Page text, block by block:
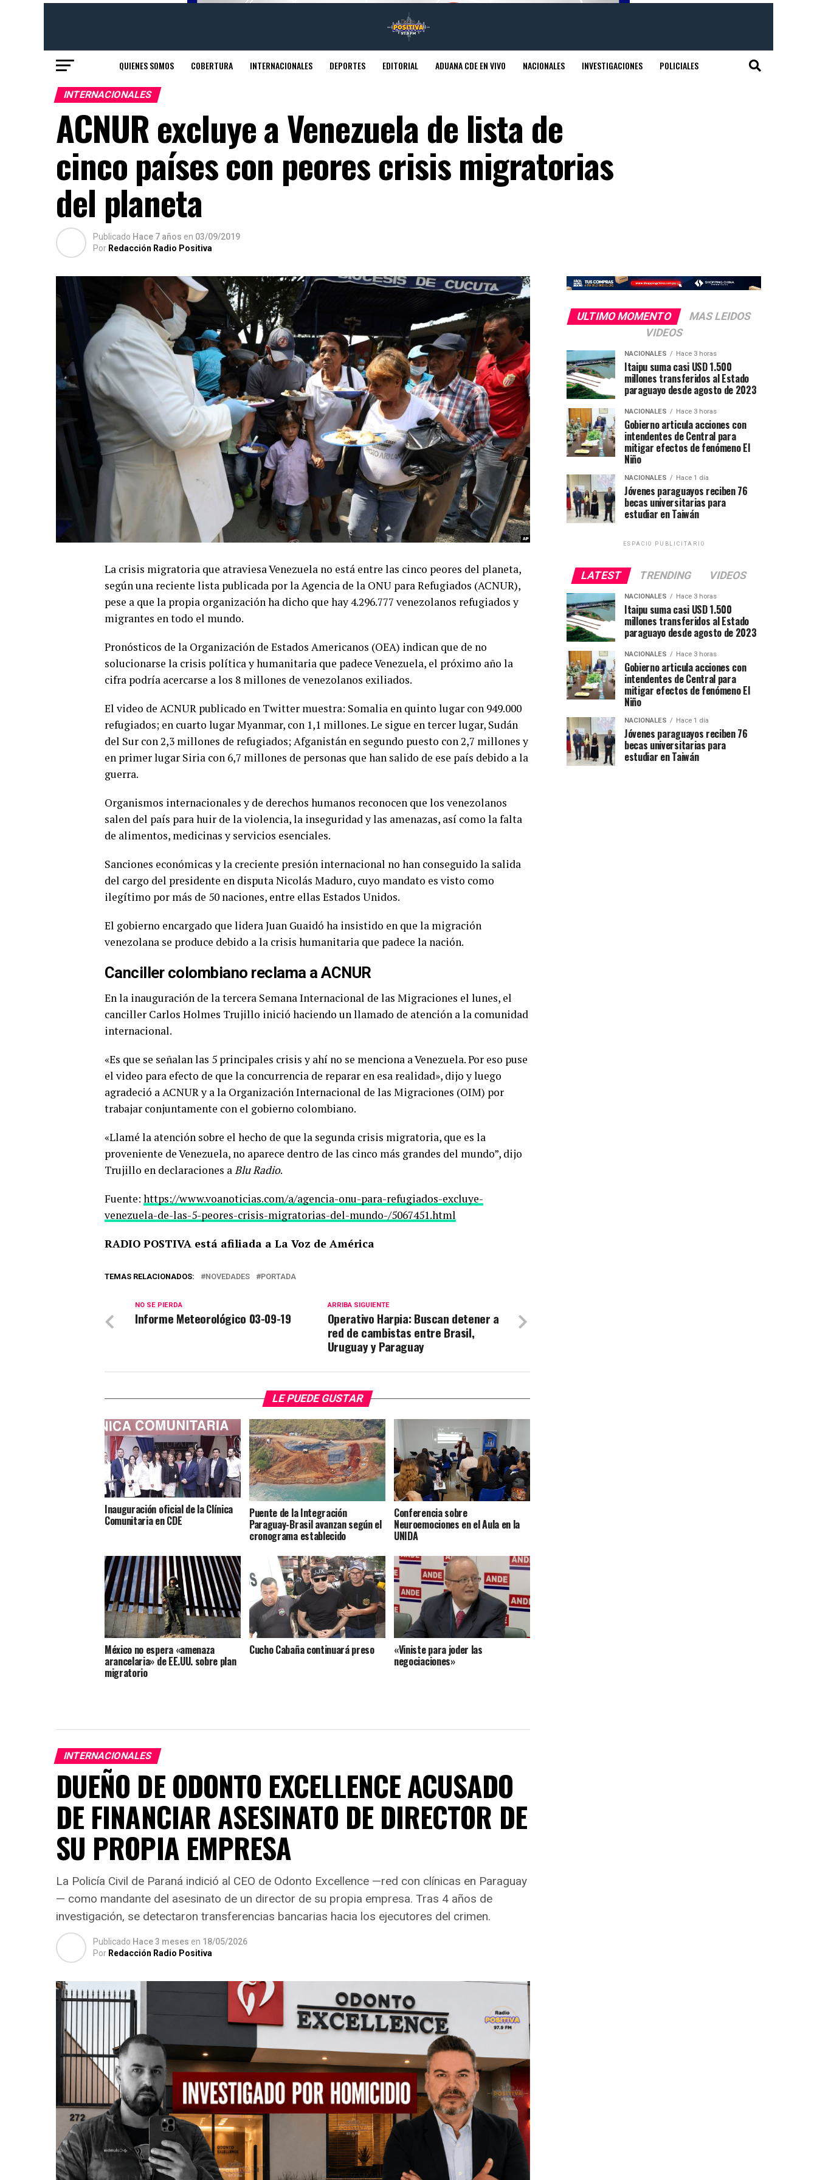
QUIENES SOMOS COBERTURA INTERNACIONALES DEPORTES EDITORIAL ADUANA CDE EN VIVO NACIONALES INVESTIGACIONES POLICIALES
INTERNACIONALES
ACNUR excluye a Venezuela de lista de
cinco países con peores crisis migratorias
del planeta
Publicado Hace 7 años en 03/09/2019
Por Redacción Radio Positiva
La crisis migratoria que atraviesa Venezuela no está entre las cinco peores del planeta,
según una reciente lista publicada por la Agencia de la ONU para Refugiados (ACNUR),
pese a que la propia organización ha dicho que hay 4.296.777 venezolanos refugiados y
migrantes en todo el mundo.
Pronósticos de la Organización de Estados Americanos (OEA) indican que de no
solucionarse la crisis política y humanitaria que padece Venezuela, el próximo año la
cifra podría acercarse a los 8 millones de venezolanos exiliados.
El video de ACNUR publicado en Twitter muestra: Somalia en quinto lugar con 949.000
refugiados; en cuarto lugar Myanmar, con 1,1 millones. Le sigue en tercer lugar, Sudán
del Sur con 2,3 millones de refugiados; Afganistán en segundo puesto con 2,7 millones y
en primer lugar Siria con 6,7 millones de personas que han salido de ese país debido a la
guerra.
Organismos internacionales y de derechos humanos reconocen que los venezolanos
salen del país para huir de la violencia, la inseguridad y las amenazas, así como la falta
de alimentos, medicinas y servicios esenciales.
Sanciones económicas y la creciente presión internacional no han conseguido la salida
del cargo del presidente en disputa Nicolás Maduro, cuyo mandato es visto como
ilegítimo por más de 50 naciones, entre ellas Estados Unidos.
El gobierno encargado que lidera Juan Guaidó ha insistido en que la migración
venezolana se produce debido a la crisis humanitaria que padece la nación.
Canciller colombiano reclama a ACNUR
En la inauguración de la tercera Semana Internacional de las Migraciones el lunes, el
canciller Carlos Holmes Trujillo inició haciendo un llamado de atención a la comunidad
internacional.
«Es que se señalan las 5 principales crisis y ahí no se menciona a Venezuela. Por eso puse
el video para efecto de que la concurrencia de reparar en esa realidad», dijo y luego
agradeció a ACNUR y a la Organización Internacional de las Migraciones (OIM) por
trabajar conjuntamente con el gobierno colombiano.
«Llamé la atención sobre el hecho de que la segunda crisis migratoria, que es la
proveniente de Venezuela, no aparece dentro de las cinco más grandes del mundo”, dijo
Trujillo en declaraciones aBlu Radio.
Fuente: https://www.voanoticias.com/a/agencia-onu-para-refugiados-excluye-
venezuela-de-las-5-peores-crisis-migratorias-del-mundo-/5067451.html
RADIO POSTIVA está afiliada a La Voz de América
TEMAS RELACIONADOS: NOVEDADES PORTADA
ARRIBA SIGUIENTE
Operativo Harpia: Buscan detener a
red de cambistas entre Brasil,
Uruguay y Paraguay
NO SE PIERDA
Informe Meteorológico 03-09-19
LE PUEDE GUSTAR
Inauguración oficial de la Clínica
Comunitaria en CDE
Puente de la Integración
Paraguay-Brasil avanzan según el
cronograma establecido
Conferencia sobre
Neuroemociones en el Aula en la
UNIDA
México no espera «amenaza
arancelaria» de EE.UU. sobre plan
migratorio
Cucho Cabaña continuará preso «Viniste para joder las
negociaciones»
INTERNACIONALES
DUEÑO DE ODONTO EXCELLENCE ACUSADO
DE FINANCIAR ASESINATO DE DIRECTOR DE
SU PROPIA EMPRESA
La Policía Civil de Paraná indició al CEO de Odonto Excellence —red con clínicas en Paraguay
— como mandante del asesinato de un director de su propia empresa. Tras 4 años de
investigación, se detectaron transferencias bancarias hacia los ejecutores del crimen.
Publicado Hace 3 meses en 18/05/2026
Por Redacción Radio Positiva
ULTIMO MOMENTO
MAS LEIDOS
VIDEOS
NACIONALES Hace 3 horas
Itaipu suma casi USD 1.500
millones transferidos al Estado
paraguayo desde agosto de 2023
NACIONALES Hace 3 horas
Gobierno articula acciones con
intendentes de Central para
mitigar efectos de fenómeno El
Niño
NACIONALES Hace 1 día
Jóvenes paraguayos reciben 76
becas universitarias para
estudiar en Taiwán
ESPACIO PUBLICITARIO
LATEST TRENDING VIDEOS
NACIONALES Hace 3 horas
Itaipu suma casi USD 1.500
millones transferidos al Estado
paraguayo desde agosto de 2023
NACIONALES Hace 3 horas
Gobierno articula acciones con
intendentes de Central para
mitigar efectos de fenómeno El
Niño
NACIONALES Hace 1 día
Jóvenes paraguayos reciben 76
becas universitarias para
estudiar en Taiwán